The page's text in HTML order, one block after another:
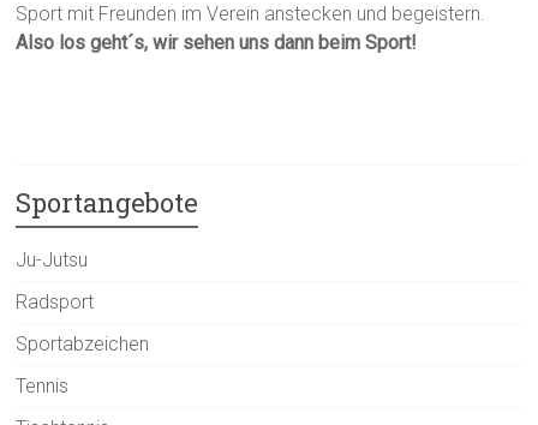
Sport mit Freunden im Verein anstecken und begeistern.
Also los geht´s, wir sehen uns dann beim Sport!
Sportangebote
Ju-Jutsu
Radsport
Sportabzeichen
Tennis